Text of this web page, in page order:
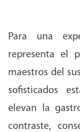
Para una
representa el
maestros del
sofisticados
elevan la
contraste,